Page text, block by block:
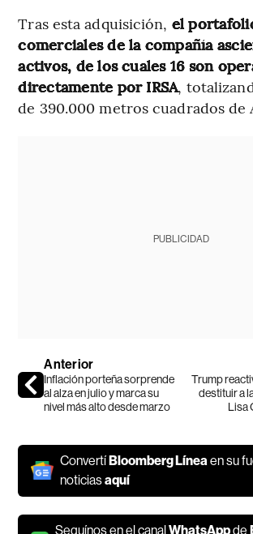
Tras esta adquisición, el
comerciales de la compañía
activos, de los cuales 16 son
directamente por IRSA,
de 390.000 metros cuadrados de
PUBLICIDAD
Anterior
Inflación porteña sorprende
al alza en julio y marca su
nivel más alto desde marzo
Trump
destituir a
Lisa
ConvertíBloomberg Línea en su
noticiasaquí
Seguínos en el canalWhatsAppde